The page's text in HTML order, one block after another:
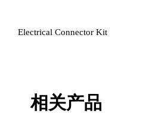
Electrical Connector Kit
相关产品